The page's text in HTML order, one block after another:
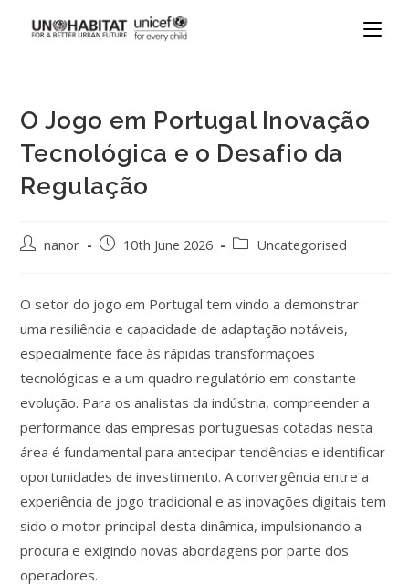
O Jogo em Portugal Inovação
Tecnológica e o Desafio da
Regulação
nanor 10th June 2026 Uncategorised
O setor do jogo em Portugal tem vindo a demonstrar
uma resiliência e capacidade de adaptação notáveis,
especialmente face às rápidas transformações
tecnológicas e a um quadro regulatório em constante
evolução. Para os analistas da indústria, compreender a
performance das empresas portuguesas cotadas nesta
área é fundamental para antecipar tendências e identificar
oportunidades de investimento. A convergência entre a
experiência de jogo tradicional e as inovações digitais tem
sido o motor principal desta dinâmica, impulsionando a
procura e exigindo novas abordagens por parte dos
operadores.